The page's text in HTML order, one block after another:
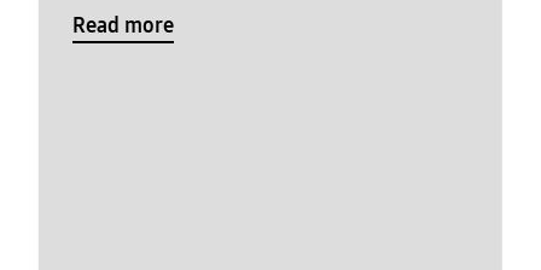
Read more